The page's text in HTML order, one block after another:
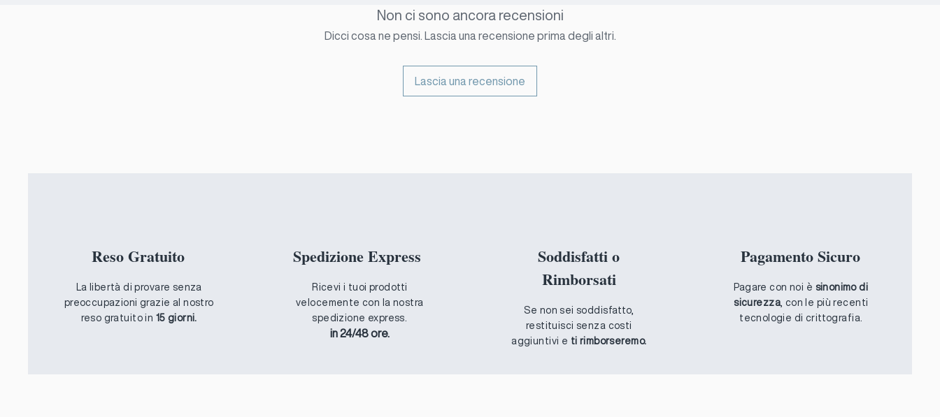
Non ci sono ancora recensioni
Dicci cosa ne pensi. Lascia una recensione prima degli altri.
Lascia una recensione
Reso Gratuito
La libertà di provare senza
preoccupazioni grazie al nostro
reso gratuito in 15 giorni.
Spedizione Express
Ricevi i tuoi prodotti
velocemente con la nostra
spedizione express.
in 24/48 ore.
Soddisfatti o
Rimborsati
Se non sei soddisfatto,
restituisci senza costi
aggiuntivi e ti rimborseremo.
Pagamento Sicuro
Pagare con noi è sinonimo di
sicurezza, con le più recenti
tecnologie di crittografia.